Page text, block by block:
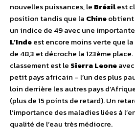
nouvelles puissances, le Brésilest
position tandis que la Chineobtient
un indice de 49 avec une
L’Indeest encore moins verte que
de 48,3 et décroche la 123ème
classement est le Sierra Leone
petit pays africain – l’un des plus
loin derrière les autres pays
(plus de 15 points de retard). Un
l’importance des maladies liées à
qualité de l’eau très médiocre.